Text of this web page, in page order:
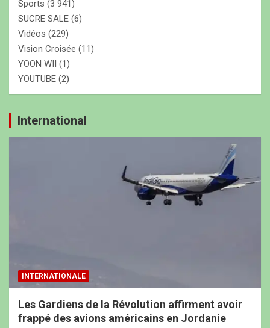
Sports (3 941)
SUCRE SALE (6)
Vidéos (229)
Vision Croisée (11)
YOON WII
(1)
YOUTUBE (2)
International
INTERNATIONALE
Les Gardiens de la Révolution affirment avoir
frappé des avions américains en Jordanie